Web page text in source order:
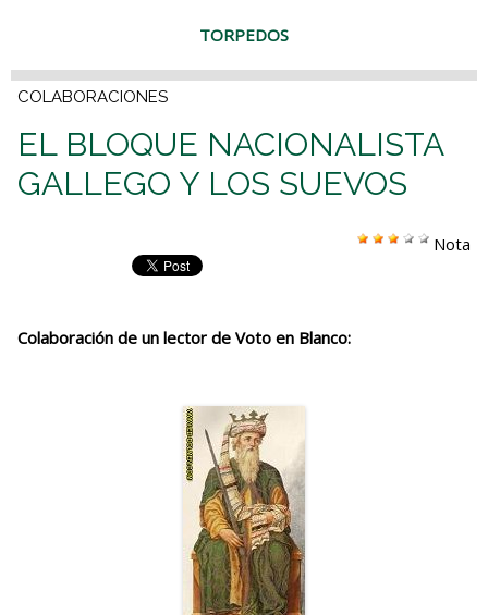
TORPEDOS
COLABORACIONES
EL BLOQUE NACIONALISTA
GALLEGO Y LOS SUEVOS
Nota
Colaboración de un lector de Voto en Blanco: